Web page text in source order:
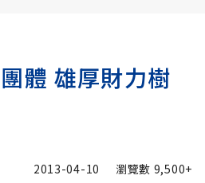
體 雄厚財力樹
2013-04-10 瀏覽數 9,500+